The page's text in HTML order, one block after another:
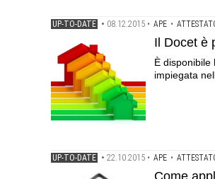
UP-TO-DATE • 08.12.2015 • APE •
Il Docet è
È disponibile
impiegata
UP-TO-DATE • 22.10.2015 • APE •
Come